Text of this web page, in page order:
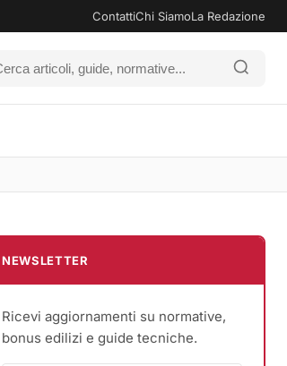
ContattiChi SiamoLa Redazione
NEWSLETTER
Ricevi aggiornamenti su normative,
bonus edilizi e guide tecniche.